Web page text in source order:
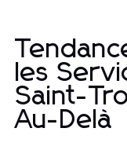
les
Saint-
Au-Delà